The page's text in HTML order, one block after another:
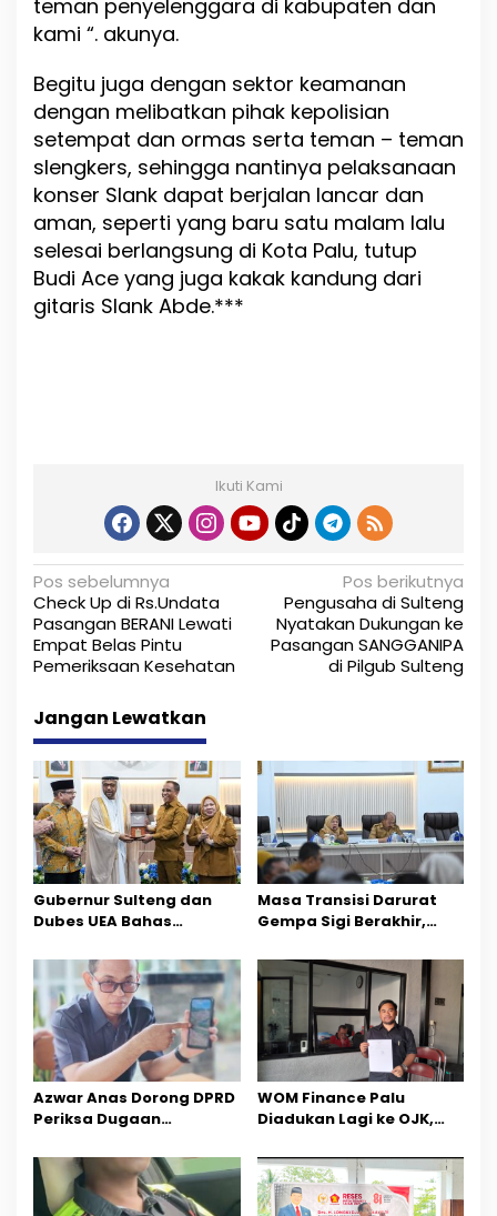
teman penyelenggara di kabupaten dan
kami “. akunya.
Begitu juga dengan sektor keamanan
dengan melibatkan pihak kepolisian
setempat dan ormas serta teman – teman
slengkers, sehingga nantinya pelaksanaan
konser Slank dapat berjalan lancar dan
aman, seperti yang baru satu malam lalu
selesai berlangsung di Kota Palu, tutup
Budi Ace yang juga kakak kandung dari
gitaris Slank Abde.***
Ikuti Kami
N
a
v
g
a
s
i
p
o
s
Pos sebelumnya
Check Up di Rs.Undata
Pasangan BERANI Lewati
Empat Belas Pintu
Pemeriksaan Kesehatan
Pos berikutnya
Pengusaha di Sulteng
Nyatakan Dukungan ke
Pasangan SANGGANIPA
di Pilgub Sulteng
Jangan Lewatkan
Gubernur Sulteng dan
Dubes UEA Bahas
Sektor Jadi Prioritas
Masa Transisi Darurat
Gempa Sigi Berakhir,
Percepatan Pemulihan
Azwar Anas Dorong DPRD
Periksa Dugaan
Wilayah Tambang PT
CPM
‎WOM Finance Palu
Diadukan Lagi ke OJK,
Pelelangan Kini
Penarikan Kendaraan
Dipersoalkan ‎